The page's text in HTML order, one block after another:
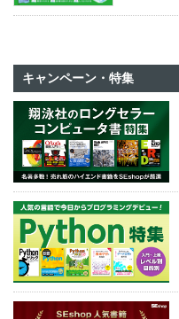
キャンペーン・特集